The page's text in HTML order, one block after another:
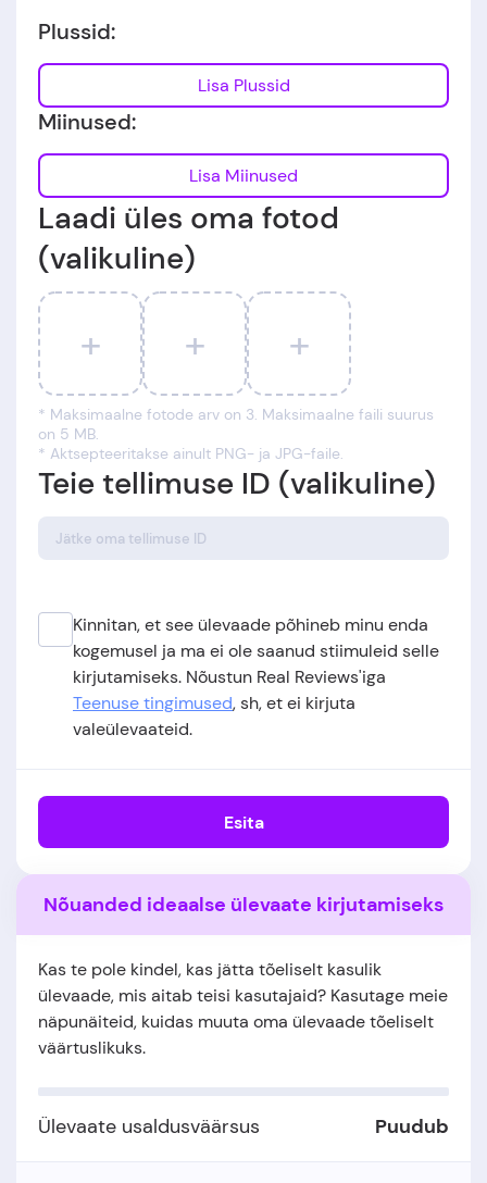
Plussid:
Lisa Plussid
Miinused:
Lisa Miinused
Laadi üles oma fotod
(valikuline)
+ + +
* Maksimaalne fotode arv on 3. Maksimaalne faili suurus
on 5 MB.
* Aktsepteeritakse ainult PNG- ja JPG-faile.
Teie tellimuse ID (valikuline)
Kinnitan, et see ülevaade põhineb minu enda
kogemusel ja ma ei ole saanud stiimuleid selle
kirjutamiseks. Nõustun Real Reviews'iga
Teenuse tingimused, sh, et ei kirjuta
valeülevaateid.
Esita
Nõuanded ideaalse ülevaate kirjutamiseks
Kas te pole kindel, kas jätta tõeliselt kasulik
ülevaade, mis aitab teisi kasutajaid? Kasutage meie
näpunäiteid, kuidas muuta oma ülevaade tõeliselt
väärtuslikuks.
Ülevaate usaldusväärsus Puudub